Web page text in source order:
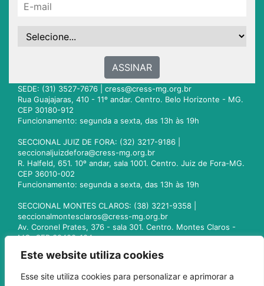
Este website utiliza cookies
Esse site utiliza cookies para personalizar e aprimorar a
ASSINAR
SEDE: (31) 3527-7676 | cress@cress-mg.org.br
Rua Guajajaras, 410 - 11º andar. Centro. Belo Horizonte - MG.
CEP 30180-912
Funcionamento: segunda a sexta, das 13h às 19h
SECCIONAL JUIZ DE FORA: (32) 3217-9186 |
seccionaljuizdefora@cress-mg.org.br
R. Halfeld, 651. 10º andar, sala 1001. Centro. Juiz de Fora-MG.
CEP 36010-002
Funcionamento: segunda a sexta, das 13h às 19h
SECCIONAL MONTES CLAROS: (38) 3221-9358 |
seccionalmontesclaros@cress-mg.org.br
Av. Coronel Prates, 376 - sala 301. Centro. Montes Claros -
MG. CEP 39400-104
seccionaluberlandia@cress-mg.org.br